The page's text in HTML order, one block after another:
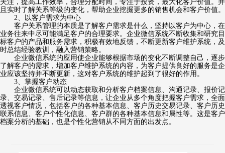
关注，提高工作效率，合理分配时间，专注于投资，最大化客户价值。并
且实时了解关系等级的变化，帮助企业挖掘更多的销售机会和客户价值。
2、以客户需求为中心
客户关系管理的本质是了解客户需求是什么，坚持以客户为中心，在
业务往来中尽可能满足客户的合理要求。企业微信系统不断收集和研究目
标客户的产品和服务需求，积极有效地反馈，不断更新客户维护系统，及
时总结经验教训，融入营销策略。
企业微信系统的应用使企业能够根据市场的变化不断调整自己，逐步
了解客户的需求，增加客户维护系统的内容，为客户提供良好的服务是企
业应该坚持并不断更新，这对客户系统的维护起到了很好的作用。
3、掌握客户动态
企业微信系统可以动态获取和分析客户档案信息、沟通记录、报价记
录、交易记录、售后记录等信息，让企业从多个角度把握客户需求，全面
透视客户情况，包括客户的各种基本信息、客户历史交易记录、客户历史
联系信息、客户个性化信息、客户群的各种基本信息和属性等。这是客户
档案分析的基础，也是个性化营销从不同方面的出发点。